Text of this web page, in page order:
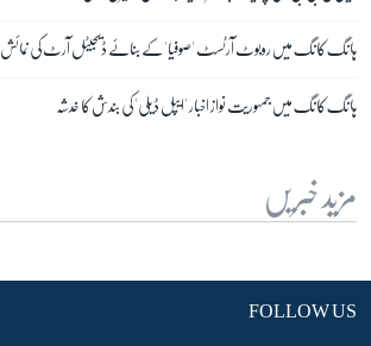
ہانگ کانگ میں روبوٹ آرٹسٹ 'صوفیا' کے بنائے ڈیجیٹل آرٹ کی نمائش
ہانگ کانگ میں جمہوریت نواز اخبار 'ایپل ڈیلی' کی بندش کا خدشہ
مزید خبریں
FOLLOW US